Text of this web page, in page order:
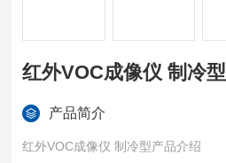
红外VOC成像仪 制冷型
产品简介
红外VOC成像仪 制冷型产品介绍